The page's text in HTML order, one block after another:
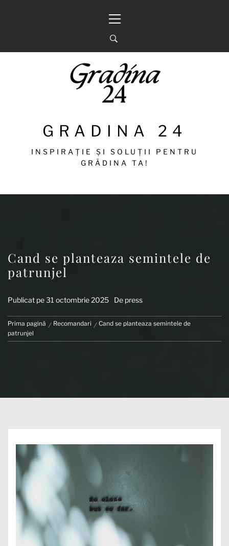
principal
GRADINA 24
INSPIRAȚIE ȘI SOLUȚII PENTRU
GRĂDINA TA!
Cand se planteaza semintele de
patrunjel
Publicat pe31 octombrie 2025 De press
Prima pagină Recomandari
Cand se planteaza semintele de
patrunjel